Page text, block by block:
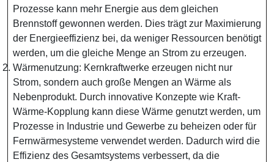
Prozesse kann mehr Energie aus dem gleichen
Brennstoff gewonnen werden. Dies trägt zur Maximierung
der Energieeffizienz bei, da weniger Ressourcen benötigt
werden, um die gleiche Menge an Strom zu erzeugen.
Wärmenutzung: Kernkraftwerke erzeugen nicht nur
Strom, sondern auch große Mengen an Wärme als
Nebenprodukt. Durch innovative Konzepte wie Kraft-
Wärme-Kopplung kann diese Wärme genutzt werden, um
Prozesse in Industrie und Gewerbe zu beheizen oder für
Fernwärmesysteme verwendet werden. Dadurch wird die
Effizienz des Gesamtsystems verbessert, da die